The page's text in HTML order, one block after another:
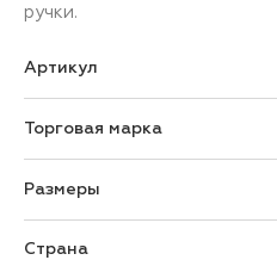
ручки.
Артикул
Торговая марка
Размеры
Страна